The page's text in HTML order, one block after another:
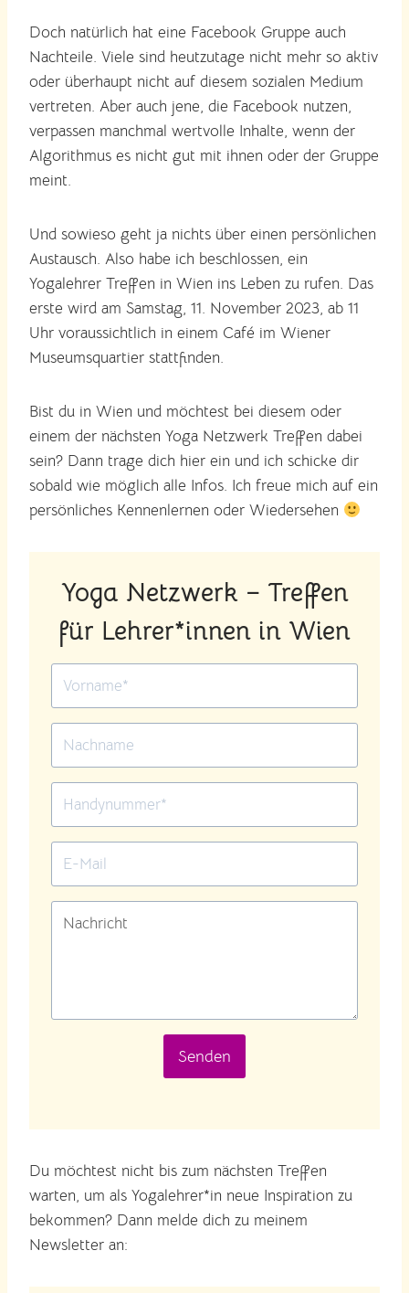
Doch natürlich hat eine Facebook Gruppe auch
Nachteile. Viele sind heutzutage nicht mehr so aktiv
oder überhaupt nicht auf diesem sozialen Medium
vertreten. Aber auch jene, die Facebook nutzen,
verpassen manchmal wertvolle Inhalte, wenn der
Algorithmus es nicht gut mit ihnen oder der Gruppe
meint.
Und sowieso geht ja nichts über einen persönlichen
Austausch. Also habe ich beschlossen, ein
Yogalehrer Treffen in Wien ins Leben zu rufen. Das
erste wird am Samstag, 11. November 2023, ab 11
Uhr voraussichtlich in einem Café im Wiener
Museumsquartier stattfinden.
Bist du in Wien und möchtest bei diesem oder
einem der nächsten Yoga Netzwerk Treffen dabei
sein? Dann trage dich hier ein und ich schicke dir
sobald wie möglich alle Infos. Ich freue mich auf ein
persönliches Kennenlernen oder Wiedersehen
Yoga Netzwerk – Treffen
für Lehrer*innen in Wien
Senden
Du möchtest nicht bis zum nächsten Treffen
warten, um als Yogalehrer*in neue Inspiration zu
bekommen? Dann melde dich zu meinem
Newsletter an: